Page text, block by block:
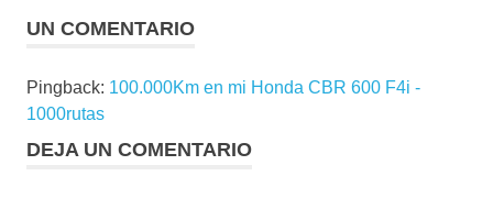
UN COMENTARIO
Pingback: 100.000Km en mi Honda CBR 600 F4i -
1000rutas
DEJA UN COMENTARIO